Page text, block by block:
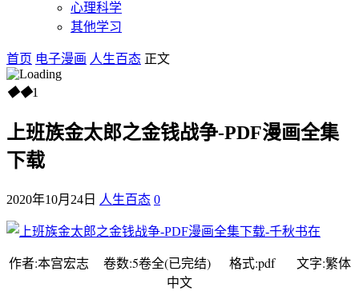
心理科学
其他学习
首页 电子漫画 人生百态 正文
◆◆1
上班族金太郎之金钱战争-PDF漫画全集
下载
2020年10月24日 人生百态 0
作者:本宫宏志 卷数:5卷全(已完结) 格式:pdf 文字:繁体
中文